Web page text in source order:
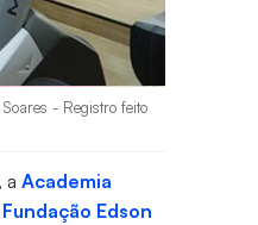
- Registro feito
aAcademia
Fundação Edson